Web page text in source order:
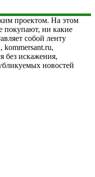
проектом. На этом
покупают, ни какие
собой ленту
kommersant.ru,
без искажения,
новостей